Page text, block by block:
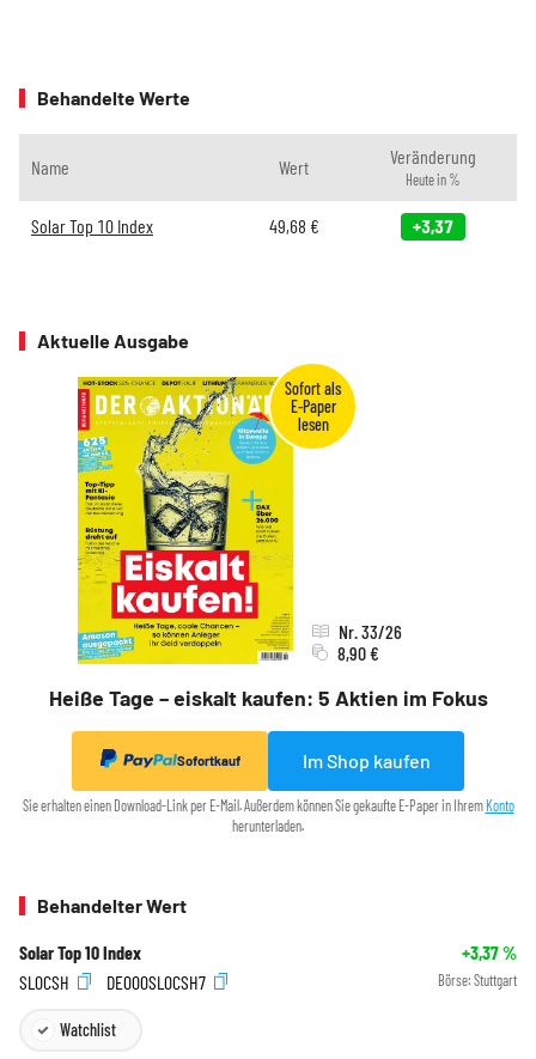
Behandelte Werte
Name Wert Veränderung
Heute in %
Solar Top 10 Index 49,68 € +3,37
Aktuelle Ausgabe
Heiße Tage – eiskalt kaufen: 5 Aktien im Fokus
Nr. 33/26
8,90 €
Sofortkauf Im Shop kaufen
Sie erhalten einen Download-Link per E-Mail. Außerdem können Sie gekaufte E-Paper in Ihrem Konto
herunterladen.
Behandelter Wert
Solar Top 10 Index +3,37%
SL0CSH
DE000SL0CSH7 Börse: Stuttgart
Watchlist